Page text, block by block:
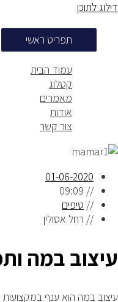
דילוג לתוכן
תפריט ראשי
עמוד הבית
קטלוג
מאמרים
אודות
צור קשר
01-06-2020
//
09:09
// טיפים
// רחל אסולין
עיצוב במה
עיצוב במה הוא ענף